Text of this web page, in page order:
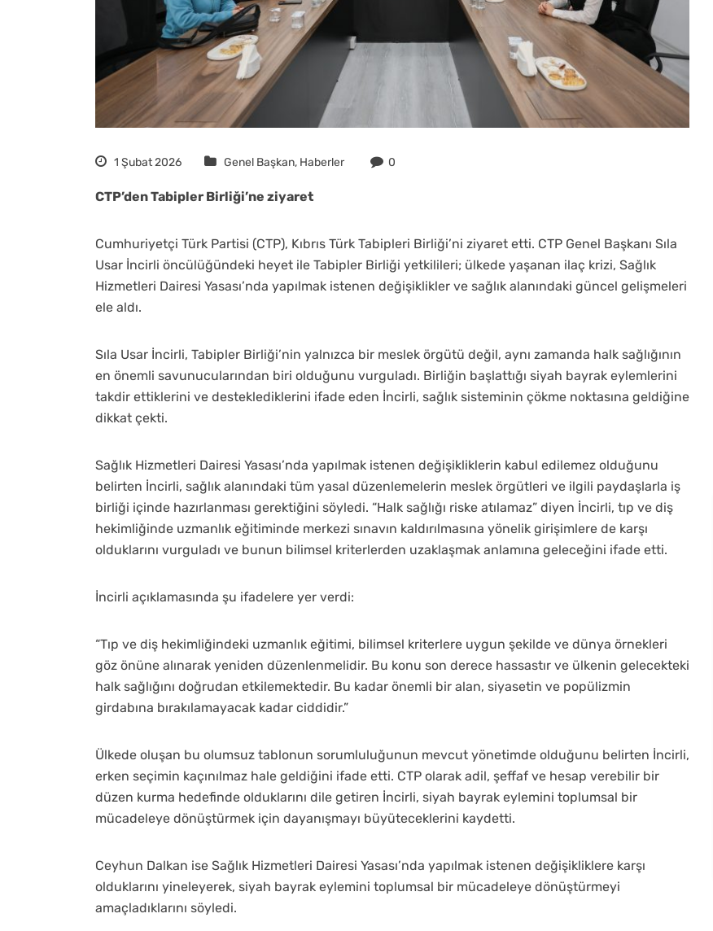
1 Şubat 2026 Genel Başkan, Haberler 0
CTP’den Tabipler Birliği’ne ziyaret
Cumhuriyetçi Türk Partisi (CTP), Kıbrıs Türk Tabipleri Birliği’ni ziyaret etti. CTP Genel Başkanı Sıla
Usar İncirli öncülüğündeki heyet ile Tabipler Birliği yetkilileri; ülkede yaşanan ilaç krizi, Sağlık
Hizmetleri Dairesi Yasası’nda yapılmak istenen değişiklikler ve sağlık alanındaki güncel gelişmeleri
ele aldı.
Sıla Usar İncirli, Tabipler Birliği’nin yalnızca bir meslek örgütü değil, aynı zamanda halk sağlığının
en önemli savunucularından biri olduğunu vurguladı. Birliğin başlattığı siyah bayrak eylemlerini
takdir ettiklerini ve desteklediklerini ifade eden İncirli, sağlık sisteminin çökme noktasına geldiğine
dikkat çekti.
Sağlık Hizmetleri Dairesi Yasası’nda yapılmak istenen değişikliklerin kabul edilemez olduğunu
belirten İncirli, sağlık alanındaki tüm yasal düzenlemelerin meslek örgütleri ve ilgili paydaşlarla iş
birliği içinde hazırlanması gerektiğini söyledi. “Halk sağlığı riske atılamaz” diyen İncirli, tıp ve diş
hekimliğinde uzmanlık eğitiminde merkezi sınavın kaldırılmasına yönelik girişimlere de karşı
olduklarını vurguladı ve bunun bilimsel kriterlerden uzaklaşmak anlamına geleceğini ifade etti.
İncirli açıklamasında şu ifadelere yer verdi:
“Tıp ve diş hekimliğindeki uzmanlık eğitimi, bilimsel kriterlere uygun şekilde ve dünya örnekleri
göz önüne alınarak yeniden düzenlenmelidir. Bu konu son derece hassastır ve ülkenin gelecekteki
halk sağlığını doğrudan etkilemektedir. Bu kadar önemli bir alan, siyasetin ve popülizmin
girdabına bırakılamayacak kadar ciddidir.”
Ülkede oluşan bu olumsuz tablonun sorumluluğunun mevcut yönetimde olduğunu belirten İncirli,
erken seçimin kaçınılmaz hale geldiğini ifade etti. CTP olarak adil, şeffaf ve hesap verebilir bir
düzen kurma hedefinde olduklarını dile getiren İncirli, siyah bayrak eylemini toplumsal bir
mücadeleye dönüştürmek için dayanışmayı büyüteceklerini kaydetti.
Ceyhun Dalkan ise Sağlık Hizmetleri Dairesi Yasası’nda yapılmak istenen değişikliklere karşı
olduklarını yineleyerek, siyah bayrak eylemini toplumsal bir mücadeleye dönüştürmeyi
amaçladıklarını söyledi.